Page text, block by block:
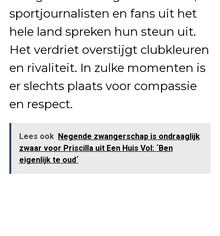
sportjournalisten en fans uit het
hele land spreken hun steun uit.
Het verdriet overstijgt clubkleuren
en rivaliteit. In zulke momenten is
er slechts plaats voor compassie
en respect.
Lees ook Negende zwangerschap is ondraaglijk
zwaar voor Priscilla uit Een Huis Vol: ´Ben
eigenlijk te oud´